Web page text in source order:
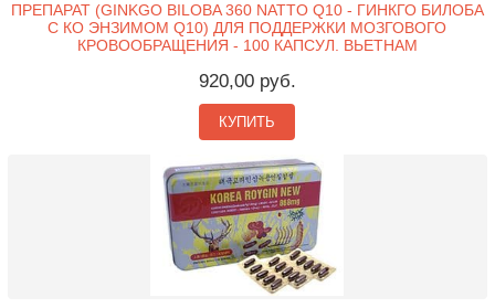
ПРЕПАРАТ (GINKGO BILOBA 360 NATTO Q10 - ГИНКГО БИЛОБА
С КО ЭНЗИМОМ Q10) ДЛЯ ПОДДЕРЖКИ МОЗГОВОГО
КРОВООБРАЩЕНИЯ - 100 КАПСУЛ. ВЬЕТНАМ
920,00 руб.
КУПИТЬ